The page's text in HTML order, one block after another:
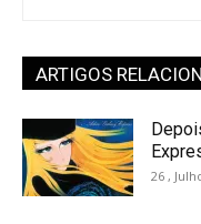
ARTIGOS
26 ,